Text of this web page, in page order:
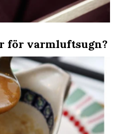
för varmluftsugn?